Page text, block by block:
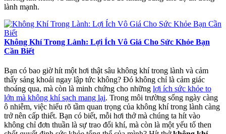
lành mạnh.
Không Khí Trong Lành: Lợi Ích Vô Giá Cho Sức Khỏe Bạn
Cần Biết
Bạn có bao giờ hít một hơi thật sâu không khí trong lành và cảm
thấy sảng khoái ngay lập tức không? Đó không chỉ là cảm giác
thoáng qua, mà còn là minh chứng cho những lợi ích sức khỏe to
lớn mà không khí sạch mang lại. Trong môi trường sống ngày càng
ô nhiễm, việc hiểu rõ tầm quan trọng của không khí trong lành càng
trở nên cấp thiết. Bạn có biết, mỗi hơi thở mà chúng ta hít vào
không chỉ đơn thuần là sự trao đổi khí, mà còn là một yếu tố then